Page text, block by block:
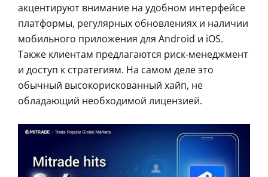
акцентируют внимание на удобном интерфейсе
платформы, регулярных обновлениях и наличии
мобильного приложения для Android и iOS.
Также клиентам предлагаются риск-менеджмент
и доступ к стратегиям. На самом деле это
обычный высокорискованный хайп, не
обладающий необходимой лицензией.